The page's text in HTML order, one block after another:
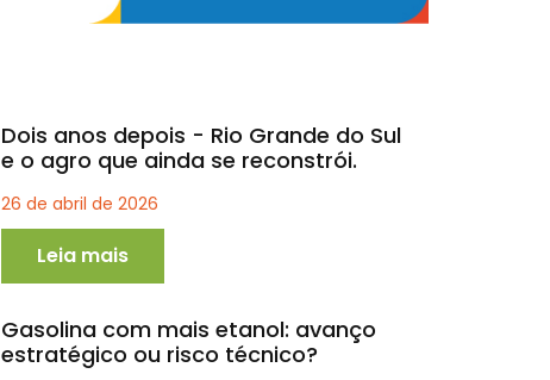
Dois anos depois - Rio Grande do Sul
e o agro que ainda se reconstrói.
26 de abril de 2026
Leia mais
Gasolina com mais etanol: avanço
estratégico ou risco técnico?